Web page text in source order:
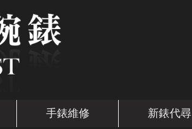
手錶維修 新錶代尋